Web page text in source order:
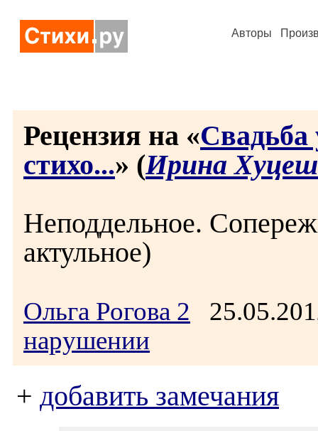
Авторы
Рецензия на «Свадьба
стихо...» (Ирина
Неподдельное.
актульное)
Ольга Рогова 2
нарушении
+ добавить замечания